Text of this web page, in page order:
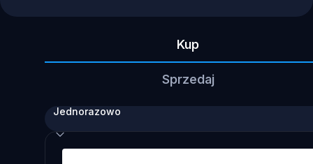
Kup
Sprzedaj
Jednorazowo